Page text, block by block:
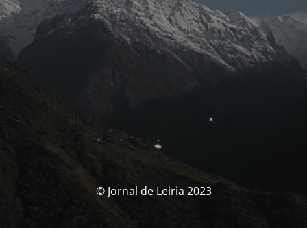
© Jornal de Leiria 2023